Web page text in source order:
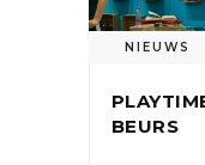
NIEUWS
BEURS